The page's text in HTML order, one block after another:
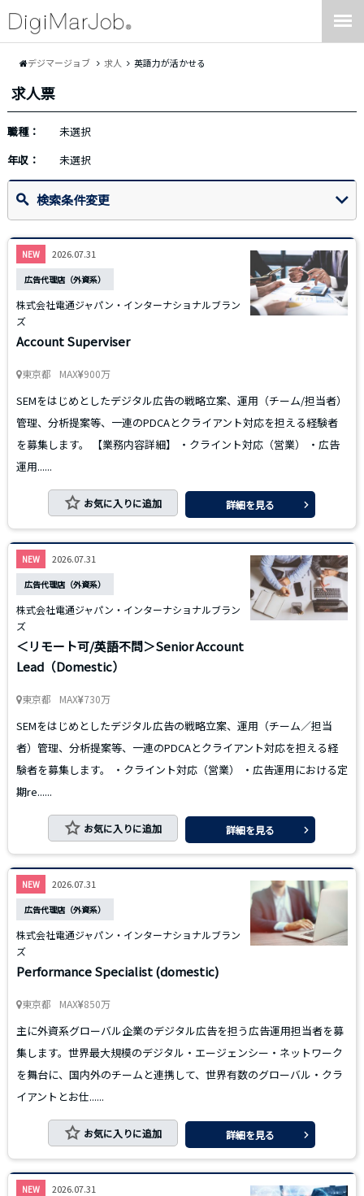
デジマージョブ 求人 英語力が活かせる
求人票
職種：
未選択
年収：
未選択
検索条件変更
NEW 2026.07.31
広告代理店（外資系）
株式会社電通ジャパン・インターナショナルブラン
ズ
Account Superviser
東京都 MAX 900万
SEMをはじめとしたデジタル広告の戦略立案、運用（チーム/担当者）
管理、分析提案等、一連のPDCAとクライアント対応を担える経験者
を募集します。 【業務内容詳細】 ・クライント対応（営業） ・広告
運用......
お気に入りに追加 詳細を見る
NEW 2026.07.31
広告代理店（外資系）
株式会社電通ジャパン・インターナショナルブラン
ズ
＜リモート可/英語不問＞Senior Account
Lead（Domestic）
東京都 MAX 730万
SEMをはじめとしたデジタル広告の戦略立案、運用（チーム／担当
者）管理、分析提案等、一連のPDCAとクライアント対応を担える経
験者を募集します。 ・クライント対応（営業） ・広告運用における定
期re......
お気に入りに追加 詳細を見る
NEW 2026.07.31
広告代理店（外資系）
株式会社電通ジャパン・インターナショナルブラン
ズ
Performance Specialist (domestic)
東京都 MAX 850万
主に外資系グローバル企業のデジタル広告を担う広告運用担当者を募
集します。世界最大規模のデジタル・エージェンシー・ネットワーク
を舞台に、国内外のチームと連携して、世界有数のグローバル・クラ
イアントとお仕......
お気に入りに追加 詳細を見る
NEW 2026.07.31